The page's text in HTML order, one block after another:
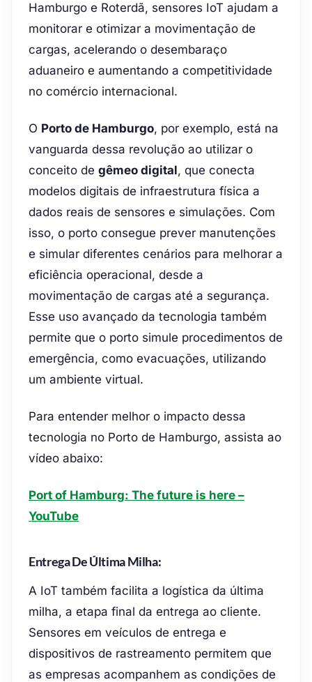
Hamburgo e Roterdã, sensores IoT ajudam a
monitorar e otimizar a movimentação de
cargas, acelerando o desembaraço
aduaneiro e aumentando a competitividade
no comércio internacional.
O Porto de Hamburgo, por exemplo, está na
vanguarda dessa revolução ao utilizar o
conceito de gêmeo digital, que conecta
modelos digitais de infraestrutura física a
dados reais de sensores e simulações. Com
isso, o porto consegue prever manutenções
e simular diferentes cenários para melhorar a
eficiência operacional, desde a
movimentação de cargas até a segurança.
Esse uso avançado da tecnologia também
permite que o porto simule procedimentos de
emergência, como evacuações, utilizando
um ambiente virtual.
Para entender melhor o impacto dessa
tecnologia no Porto de Hamburgo, assista ao
vídeo abaixo:
Port of Hamburg: The future is here –
YouTube
Entrega De Última Milha:
A IoT também facilita a logística da última
milha, a etapa final da entrega ao cliente.
Sensores em veículos de entrega e
dispositivos de rastreamento permitem que
as empresas acompanhem as condições de